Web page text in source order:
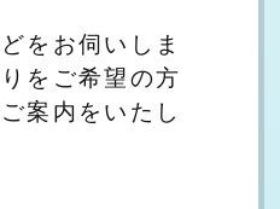
をお伺いしま
をご希望の方
案内をいたし